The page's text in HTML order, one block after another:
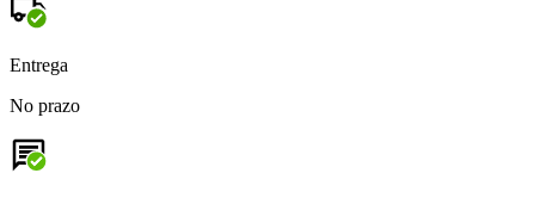
Entrega
No prazo